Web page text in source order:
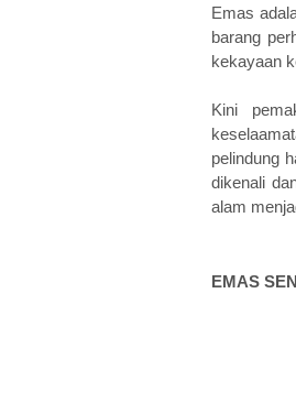
Emas
barang
kekayaan
Kini
pelindung
dikenali
alam
EMAS